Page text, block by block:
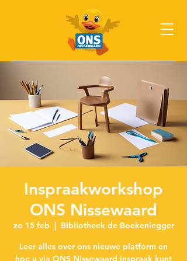
Inspraakworkshop
ONS Nissewaard
zo 15 feb
  |
Bibliotheek de Boekenlegger
Leer alles over ons nieuwe platform en
hoe u via ONS Nissewaard inspraak kunt